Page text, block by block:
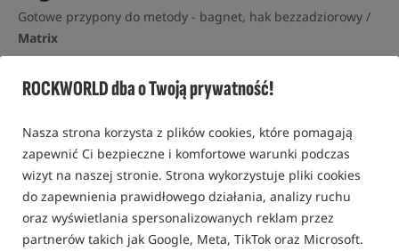
ROCKWORLD dba o Twoją prywatność!
Nasza strona korzysta z plików cookies, które pomagają
zapewnić Ci bezpieczne i komfortowe warunki podczas
wizyt na naszej stronie. Strona wykorzystuje pliki cookies
do zapewnienia prawidłowego działania, analizy ruchu
oraz wyświetlania spersonalizowanych reklam przez
partnerów takich jak Google, Meta, TikTok oraz Microsoft.
Gotowe przypony do metody - bagnet, hak bezzadziorowy /
Matrix
0 opinii | ponad 60 osób kupiło ten produkt
Promocja